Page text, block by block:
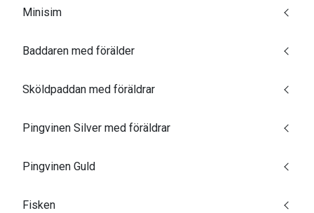
Minisim
Baddaren med förälder
Sköldpaddan med föräldrar
Pingvinen Silver med föräldrar
Pingvinen Guld
Fisken